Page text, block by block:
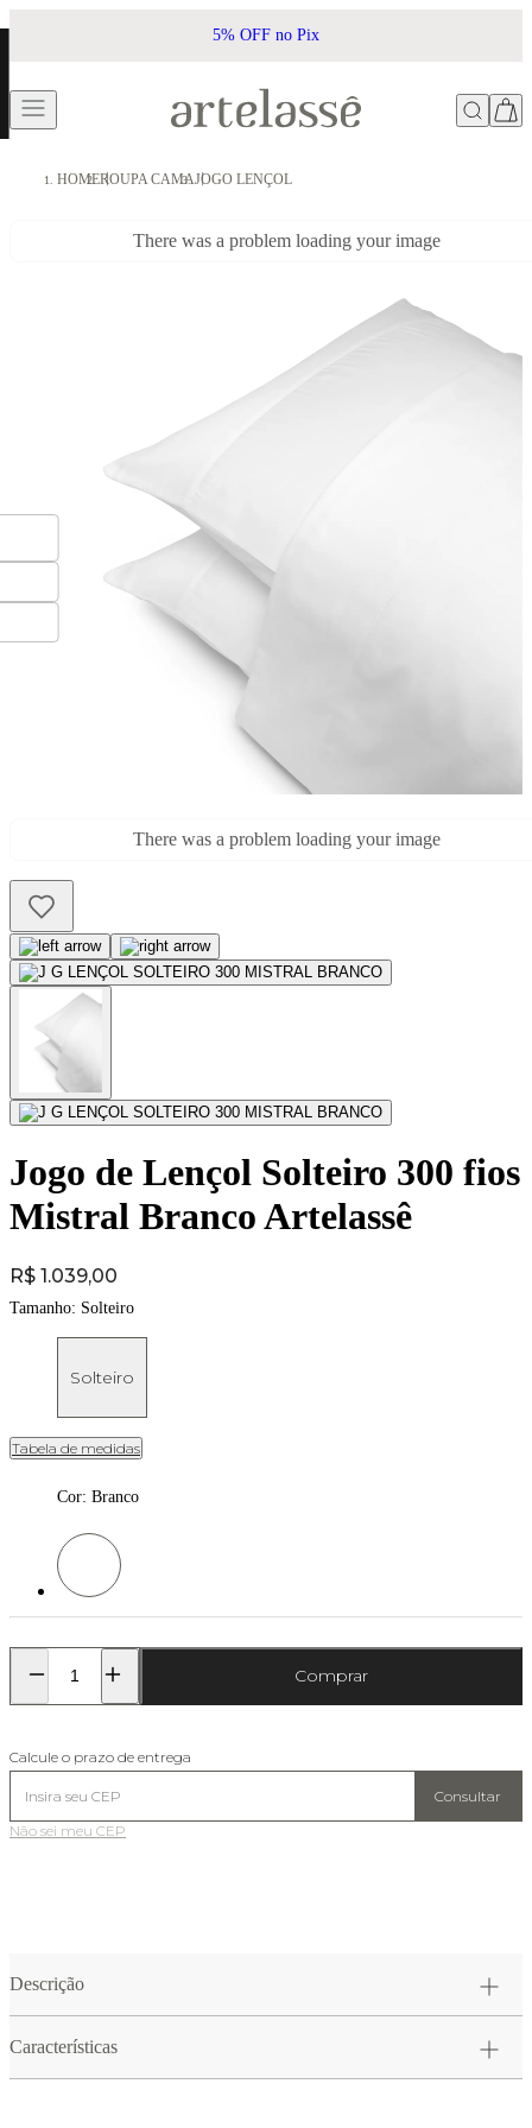
5% OFF no Pix
HOMEROUPA CAMAJOGO LENÇOL
There was a problem loading your image
There was a problem loading your image
Jogo de Lençol Solteiro 300 fios
Mistral Branco Artelassê
Price:
R$ 1.039,00
Tamanho: Solteiro
Solteiro
Tabela de medidas
Cor: Branco
Cor: Branco
Comprar
Calcule o prazo de entrega
Consultar
Não sei meu CEP
Descrição
Características